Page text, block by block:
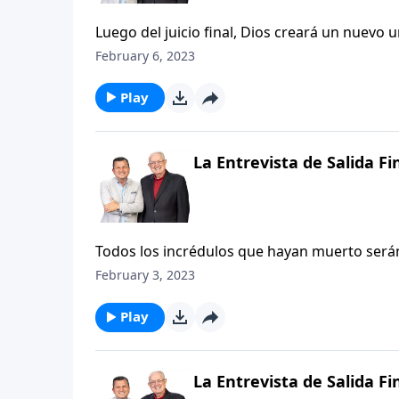
Luego del juicio final, Dios creará un nuevo
Este «cielo nuevo y tierra nueva» (21:1) es
para disfrutar: la presencia de Dios.
February 6, 2023
Play
La Entrevista de Salida
Todos los incrédulos que hayan muerto
para ser sentenciados a su destino final. No
este juicio no es el de decidir el destino de
decide después de la muerte, sino antes.
February 3, 2023
Play
La Entrevista de Salida